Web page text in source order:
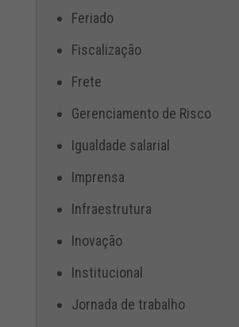
Feriado
Fiscalização
Frete
Gerenciamento de Risco
Igualdade salarial
Imprensa
Infraestrutura
Inovação
Institucional
Jornada de trabalho